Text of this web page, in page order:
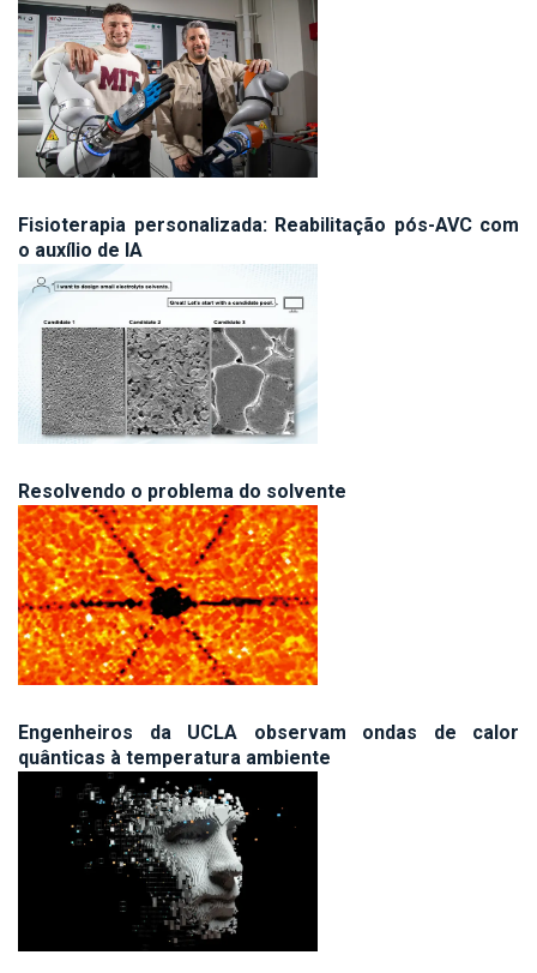
Fisioterapia personalizada: Reabilitação pós-AVC com
o auxílio de IA
Resolvendo o problema do solvente
Engenheiros da UCLA observam ondas de calor
quânticas à temperatura ambiente